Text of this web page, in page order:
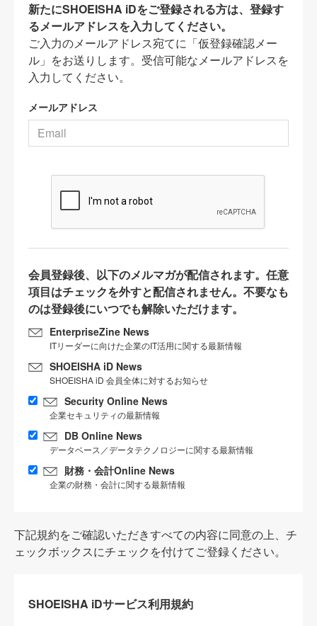
新たにSHOEISHA iDをご登録される方は、登録す
るメールアドレスを入力してください。
ご入力のメールアドレス宛てに「仮登録確認メー
ル」をお送りします。受信可能なメールアドレスを
入力してください。
メールアドレス
会員登録後、以下のメルマガが配信されます。任意
項目はチェックを外すと配信されません。不要なも
のは登録後にいつでも解除いただけます。
EnterpriseZine News
ITリーダーに向けた企業のIT活用に関する最新情報
SHOEISHA iD News
SHOEISHA iD 会員全体に対するお知らせ
Security Online News
企業セキュリティの最新情報
DB Online News
データベース／データテクノロジーに関する最新情報
財務・会計Online News
企業の財務・会計に関する最新情報
下記規約をご確認いただきすべての内容に同意の上、チ
ェックボックスにチェックを付けてご登録ください。
SHOEISHA iDサービス利用規約